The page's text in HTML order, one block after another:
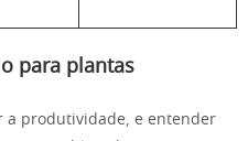
para plantas
a produtividade, e entender